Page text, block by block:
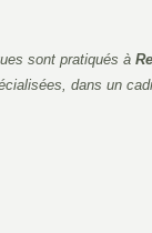
sont pratiqués à
dans un